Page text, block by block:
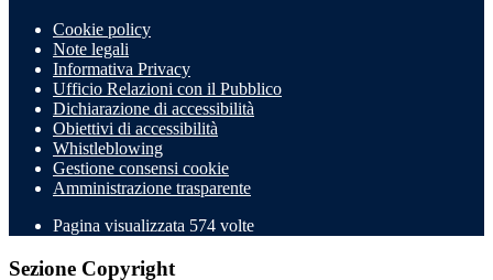
Cookie policy
Note legali
Informativa Privacy
Ufficio Relazioni con il Pubblico
Dichiarazione di accessibilità
Obiettivi di accessibilità
Whistleblowing
Gestione consensi cookie
Amministrazione trasparente
Pagina visualizzata 574 volte
Sezione Copyright